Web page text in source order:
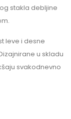
stakla debljine
leve i desne
u skladu
svakodnevno